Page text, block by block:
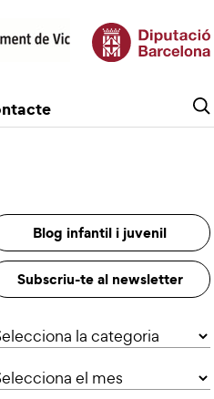
Blog infantil i juvenil
Subscriu-te al newsletter